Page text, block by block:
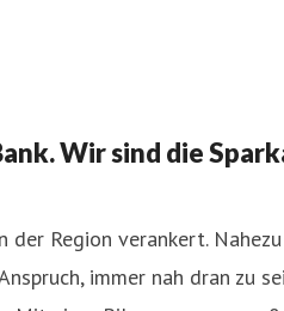
Wir sind die
der Region verankert.
immer nah dran zu